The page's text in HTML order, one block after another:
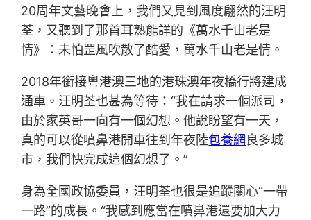
20周年文藝晚會上，我們又見到風度翩然的汪明
荃，又聽到了那首耳熟能詳的《萬水千山老是
情》：未怕罡風吹散了酷愛，萬水千山老是情。
2018年銜接粵港澳三地的港珠澳年夜橋行將建成
通車。汪明荃也甚為等待：“我在請求一個派司，
由於家英哥一向有一個幻想。他說盼望有一天，
真的可以從噴鼻港開車往到年夜陸包養網 良多城
市，我們快完成這個幻想了。”
身為全國政協委員，汪明荃也很是追蹤關心“一帶
一路”的成長。“我感到應當在噴鼻港還要加大力